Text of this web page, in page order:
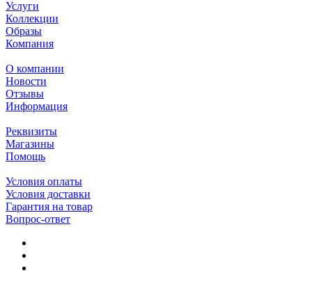
Услуги
Коллекции
Образы
Компания
О компании
Новости
Отзывы
Информация
Реквизиты
Магазины
Помощь
Условия оплаты
Условия доставки
Гарантия на товар
Вопрос-ответ